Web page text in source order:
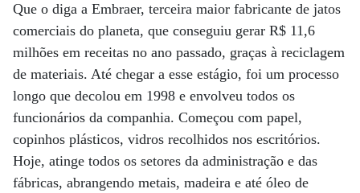
Que o diga a Embraer, terceira maior fabricante de jatos
comerciais do planeta, que conseguiu gerar R$ 11,6
milhões em receitas no ano passado, graças à reciclagem
de materiais. Até chegar a esse estágio, foi um processo
longo que decolou em 1998 e envolveu todos os
funcionários da companhia. Começou com papel,
copinhos plásticos, vidros recolhidos nos escritórios.
Hoje, atinge todos os setores da administração e das
fábricas, abrangendo metais, madeira e até óleo de